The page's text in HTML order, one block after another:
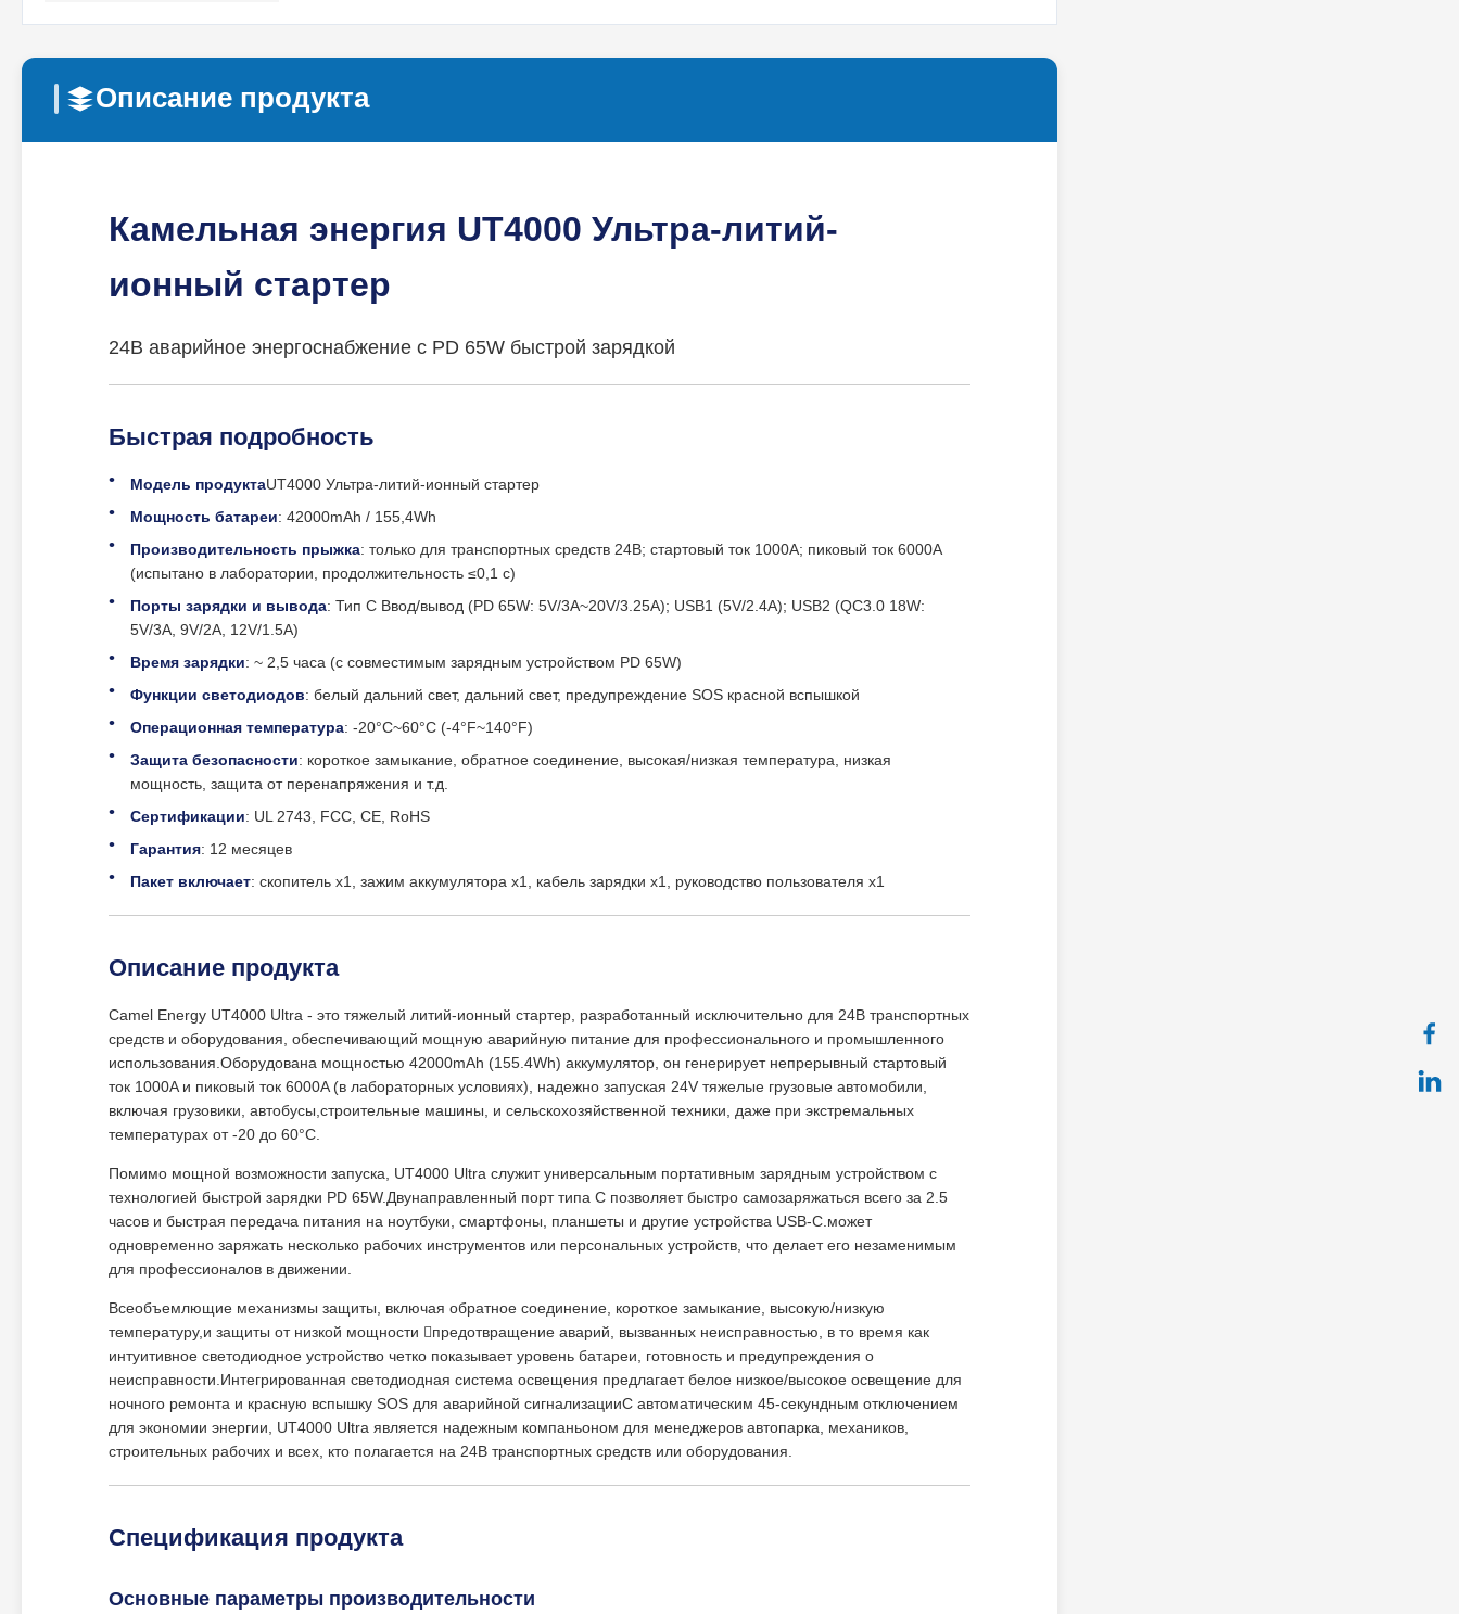
Описание продукта
Камельная энергия UT4000 Ультра-литий-
ионный стартер
24В аварийное энергоснабжение с PD 65W быстрой зарядкой
Быстрая подробность
Модель продуктаUT4000 Ультра-литий-ионный стартер
Мощность батареи: 42000mAh / 155,4Wh
Производительность прыжка: только для транспортных средств 24В; стартовый ток 1000А; пиковый ток 6000А
(испытано в лаборатории, продолжительность ≤0,1 с)
Порты зарядки и вывода: Тип C Ввод/вывод (PD 65W: 5V/3A~20V/3.25A); USB1 (5V/2.4A); USB2 (QC3.0 18W:
5V/3A, 9V/2A, 12V/1.5A)
Время зарядки: ~ 2,5 часа (с совместимым зарядным устройством PD 65W)
Функции светодиодов: белый дальний свет, дальний свет, предупреждение SOS красной вспышкой
Операционная температура: -20°C~60°C (-4°F~140°F)
Защита безопасности: короткое замыкание, обратное соединение, высокая/низкая температура, низкая
мощность, защита от перенапряжения и т.д.
Сертификации: UL 2743, FCC, CE, RoHS
Гарантия: 12 месяцев
Пакет включает: скопитель x1, зажим аккумулятора x1, кабель зарядки x1, руководство пользователя x1
Описание продукта
Camel Energy UT4000 Ultra - это тяжелый литий-ионный стартер, разработанный исключительно для 24В транспортных
средств и оборудования, обеспечивающий мощную аварийную питание для профессионального и промышленного
использования.Оборудована мощностью 42000mAh (155.4Wh) аккумулятор, он генерирует непрерывный стартовый
ток 1000A и пиковый ток 6000A (в лабораторных условиях), надежно запуская 24V тяжелые грузовые автомобили,
включая грузовики, автобусы,строительные машины, и сельскохозяйственной техники, даже при экстремальных
температурах от -20 до 60°С.
Помимо мощной возможности запуска, UT4000 Ultra служит универсальным портативным зарядным устройством с
технологией быстрой зарядки PD 65W.Двунаправленный порт типа C позволяет быстро самозаряжаться всего за 2.5
часов и быстрая передача питания на ноутбуки, смартфоны, планшеты и другие устройства USB-C.может
одновременно заряжать несколько рабочих инструментов или персональных устройств, что делает его незаменимым
для профессионалов в движении.
Всеобъемлющие механизмы защиты, включая обратное соединение, короткое замыкание, высокую/низкую
температуру,и защиты от низкой мощности предотвращение аварий, вызванных неисправностью, в то время как
интуитивное светодиодное устройство четко показывает уровень батареи, готовность и предупреждения о
неисправности.Интегрированная светодиодная система освещения предлагает белое низкое/высокое освещение для
ночного ремонта и красную вспышку SOS для аварийной сигнализацииС автоматическим 45-секундным отключением
для экономии энергии, UT4000 Ultra является надежным компаньоном для менеджеров автопарка, механиков,
строительных рабочих и всех, кто полагается на 24В транспортных средств или оборудования.
Спецификация продукта
Основные параметры производительности